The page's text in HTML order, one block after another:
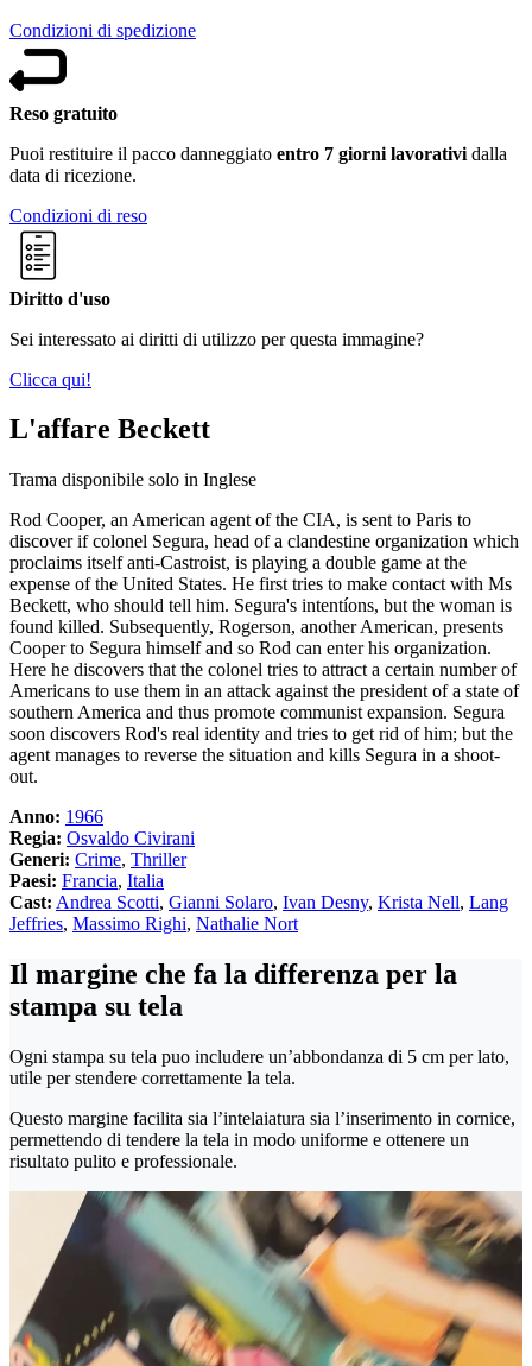
Condizioni di spedizione
Reso gratuito
Puoi restituire il pacco danneggiato entro 7 giorni lavorativi dalla
data di ricezione.
Condizioni di reso
Diritto d'uso
Sei interessato ai diritti di utilizzo per questa immagine?
Clicca qui!
L'affare Beckett
Trama disponibile solo in Inglese
Rod Cooper, an American agent of the CIA, is sent to Paris to
discover if colonel Segura, head of a clandestine organization which
proclaims itself anti-Castroist, is playing a double game at the
expense of the United States. He first tries to make contact with Ms
Beckett, who should tell him. Segura's intentíons, but the woman is
found killed. Subsequently, Rogerson, another American, presents
Cooper to Segura himself and so Rod can enter his organization.
Here he discovers that the colonel tries to attract a certain number of
Americans to use them in an attack against the president of a state of
southern America and thus promote communist expansion. Segura
soon discovers Rod's real identity and tries to get rid of him; but the
agent manages to reverse the situation and kills Segura in a shoot-
out.
Anno: 1966
Regia: Osvaldo Civirani
Generi: Crime, Thriller
Paesi: Francia, Italia
Cast: Andrea Scotti, Gianni Solaro, Ivan Desny, Krista Nell, Lang
Jeffries, Massimo Righi, Nathalie Nort
Il margine che fa la differenza per la
stampa su tela
Ogni stampa su tela puo includere un’abbondanza di 5 cm per lato,
utile per stendere correttamente la tela.
Questo margine facilita sia l’intelaiatura sia l’inserimento in cornice,
permettendo di tendere la tela in modo uniforme e ottenere un
risultato pulito e professionale.